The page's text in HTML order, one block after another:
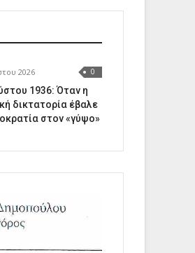
2026 0
1936: Όταν η
δικτατορία έβαλε
στον «γύψο»